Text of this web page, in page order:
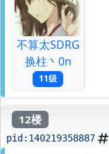
不算太SDRG
换柱丶0n
11级
12楼
pid: 140219358887